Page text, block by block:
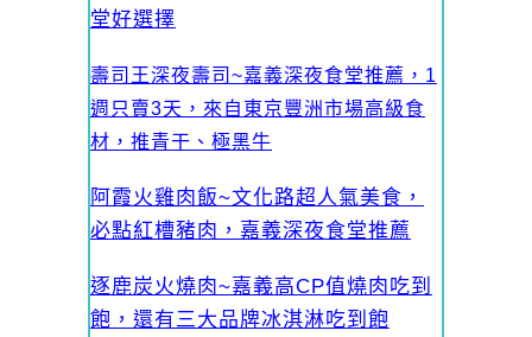
堂好選擇
壽司王深夜壽司~嘉義深夜食堂推薦，1
週只賣3天，來自東京豐洲市場高級食
材，推青干、極黑牛
阿霞火雞肉飯~文化路超人氣美食，
必點紅槽豬肉，嘉義深夜食堂推薦
逐鹿炭火燒肉~嘉義高CP值燒肉吃到
飽，還有三大品牌冰淇淋吃到飽